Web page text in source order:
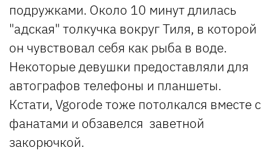
подружками. Около 10 минут длилась
"адская" толкучка вокруг Тиля, в которой
он чувствовал себя как рыба в воде.
Некоторые девушки предоставляли для
автографов телефоны и планшеты.
Кстати, Vgorode тоже потолкался вместе с
фанатами и обзавелся заветной
закорючкой.